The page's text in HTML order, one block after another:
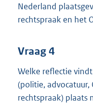
Nederland
rechtspraak en het
Vraag 4
Welke reflectie
(politie,
rechtspraak) plaats